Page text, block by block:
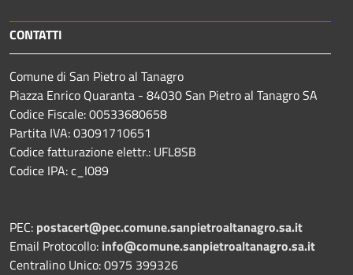
CONTATTI
Comune di San Pietro al Tanagro
Piazza Enrico Quaranta - 84030 San Pietro al Tanagro SA
Codice Fiscale: 00533680658
Partita IVA: 03091710651
Codice fatturazione elettr.: UFL8SB
Codice IPA: c_I089
PEC: postacert@pec.comune.sanpietroaltanagro.sa.it
Email Protocollo: info@comune.sanpietroaltanagro.sa.it
Centralino Unico: 0975 399326